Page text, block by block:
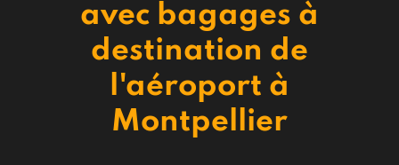
avec bagages à
destination de
l'aéroport à
Montpellier